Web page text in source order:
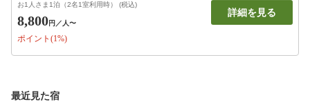
お1人さま1泊（2名1室利用時） (税込)
8,800円 ／人〜
ポイント(1%)
詳細を見る
最近見た宿